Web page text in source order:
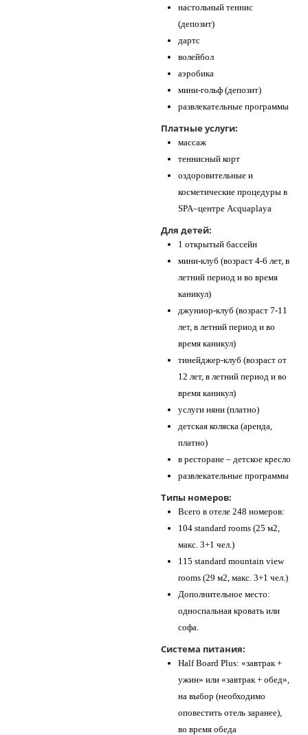
настольный теннис
(депозит)
дартс
волейбол
аэробика
мини-гольф (депозит)
развлекательные программы
Платные услуги:
массаж
теннисный корт
оздоровительные и
косметические процедуры в
SPA–центре Acquaplaya
Для детей:
1 открытый бассейн
мини-клуб (возраст 4-6 лет, в
летний период и во время
каникул)
джуниор-клуб (возраст 7-11
лет, в летний период и во
время каникул)
тинейджер-клуб (возраст от
12 лет, в летний период и во
время каникул)
услуги няни (платно)
детская коляска (аренда,
платно)
в ресторане – детское кресло
развлекательные программы
Типы номеров:
Всего в отеле 248 номеров:
104 standard rooms (25 м2,
макс. 3+1 чел.)
115 standard mountain view
rooms (29 м2, макс. 3+1 чел.)
Дополнительное место:
односпальная кровать или
софа.
Система питания:
Half Board Plus: «завтрак +
ужин» или «завтрак + обед»,
на выбор (необходимо
оповестить отель заранее),
во время обеда